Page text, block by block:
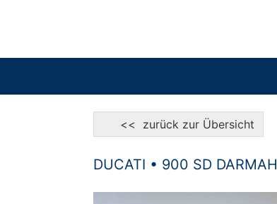
<< zurück zur Übersicht
DUCATI • 900 SD DARMAH